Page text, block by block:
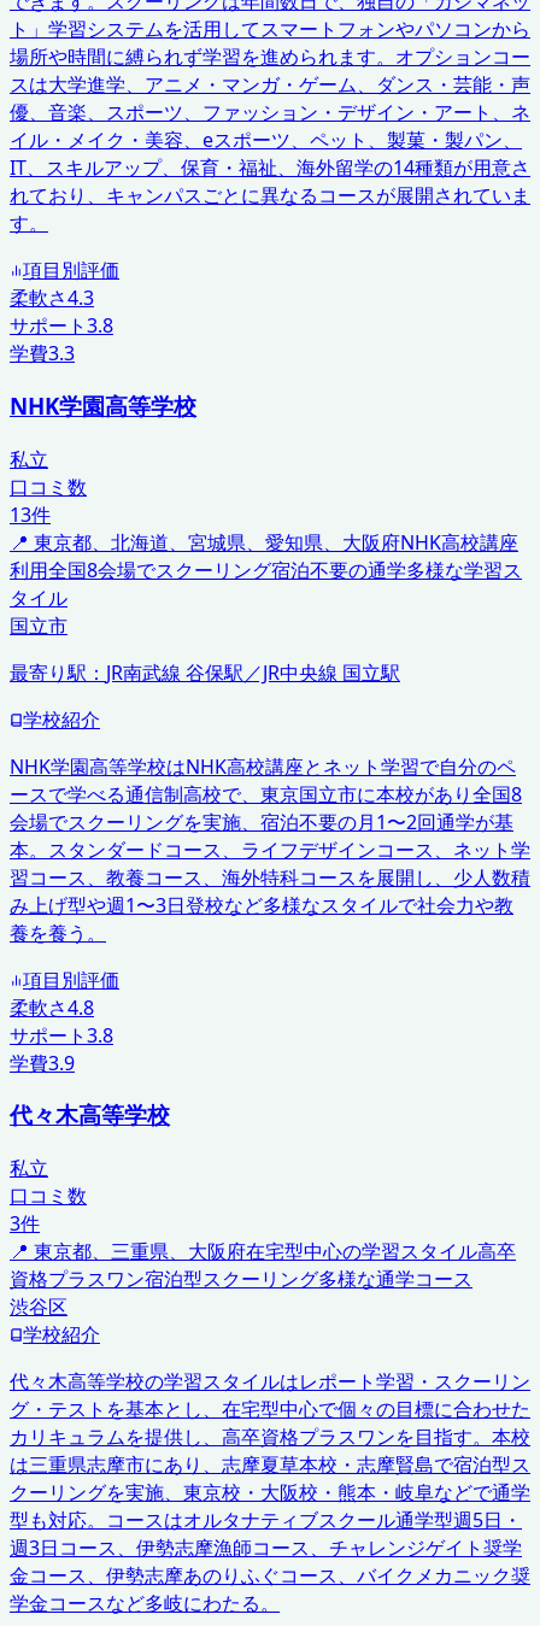
ト」学習システムを活用してスマートフォンやパソコンから
場所や時間に縛られず学習を進められます。オプションコー
スは大学進学、アニメ・マンガ・ゲーム、ダンス・芸能・声
優、音楽、スポーツ、ファッション・デザイン・アート、ネ
イル・メイク・美容、eスポーツ、ペット、製菓・製パン、
IT、スキルアップ、保育・福祉、海外留学の14種類が用意さ
れており、キャンパスごとに異なるコースが展開されていま
す。
項目別評価
柔軟さ4.3
サポート3.8
学費3.3
NHK学園高等学校
私立
口コミ数
13件
📍 東京都、北海道、宮城県、愛知県、大阪府NHK高校講座
利用全国8会場でスクーリング宿泊不要の通学多様な学習ス
タイル
国立市
最寄り駅： JR南武線 谷保駅／JR中央線 国立駅
学校紹介
NHK学園高等学校はNHK高校講座とネット学習で自分のペ
ースで学べる通信制高校で、東京国立市に本校があり全国8
会場でスクーリングを実施、宿泊不要の月1〜2回通学が基
本。スタンダードコース、ライフデザインコース、ネット学
習コース、教養コース、海外特科コースを展開し、少人数積
み上げ型や週1〜3日登校など多様なスタイルで社会力や教
養を養う。
項目別評価
柔軟さ4.8
サポート3.8
学費3.9
代々木高等学校
私立
口コミ数
3件
📍 東京都、三重県、大阪府在宅型中心の学習スタイル高卒
資格プラスワン宿泊型スクーリング多様な通学コース
渋谷区
学校紹介
代々木高等学校の学習スタイルはレポート学習・スクーリン
グ・テストを基本とし、在宅型中心で個々の目標に合わせた
カリキュラムを提供し、高卒資格プラスワンを目指す。本校
は三重県志摩市にあり、志摩夏草本校・志摩賢島で宿泊型ス
クーリングを実施、東京校・大阪校・熊本・岐阜などで通学
型も対応。コースはオルタナティブスクール通学型週5日・
週3日コース、伊勢志摩漁師コース、チャレンジゲイト奨学
金コース、伊勢志摩あのりふぐコース、バイクメカニック奨
学金コースなど多岐にわたる。